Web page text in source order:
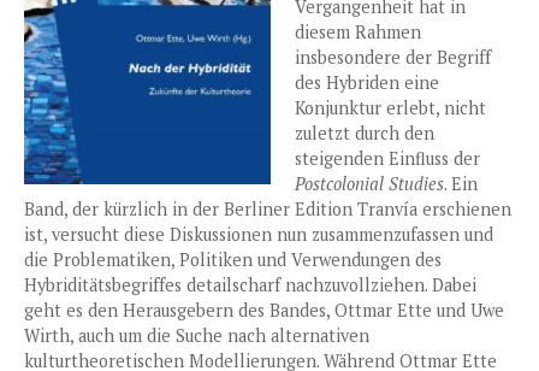
Vergangenheit hat in
diesem Rahmen
insbesondere der Begriff
des Hybriden eine
Konjunktur erlebt, nicht
zuletzt durch den
steigenden Einfluss der
Postcolonial Studies. Ein
Band, der kürzlich in der Berliner Edition Tranvía erschienen
ist, versucht diese Diskussionen nun zusammenzufassen und
die Problematiken, Politiken und Verwendungen des
Hybriditätsbegriffes detailscharf nachzuvollziehen. Dabei
geht es den Herausgebern des Bandes, Ottmar Ette und Uwe
Wirth, auch um die Suche nach alternativen
kulturtheoretischen Modellierungen. Während Ottmar Ette